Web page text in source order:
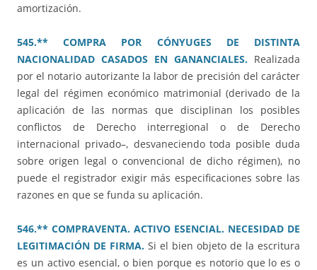
amortización.
545.** COMPRA POR CÓNYUGES DE DISTINTA
NACIONALIDAD CASADOS EN GANANCIALES. Realizada
por el notario autorizante la labor de precisión del carácter
legal del régimen económico matrimonial (derivado de la
aplicación de las normas que disciplinan los posibles
conflictos de Derecho interregional o de Derecho
internacional privado–, desvaneciendo toda posible duda
sobre origen legal o convencional de dicho régimen), no
puede el registrador exigir más especificaciones sobre las
razones en que se funda su aplicación.
546.** COMPRAVENTA. ACTIVO ESENCIAL. NECESIDAD DE
LEGITIMACIÓN DE FIRMA. Si el bien objeto de la escritura
es un activo esencial, o bien porque es notorio que lo es o